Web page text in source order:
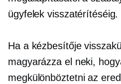
ügyfelek visszatérítéséig.
Ha a kézbesítője
magyarázza el neki,
megkülönböztetni az